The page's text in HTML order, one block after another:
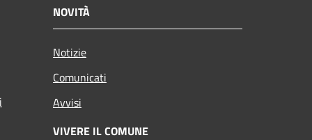
NOVITÀ
Notizie
Comunicati
Avvisi
VIVERE IL COMUNE